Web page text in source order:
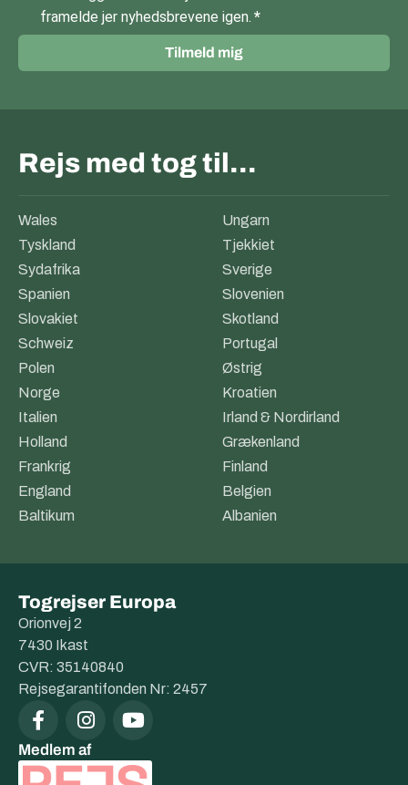
framelde jer nyhedsbrevene igen.
Tilmeld mig
Rejs med tog til…
Wales
Ungarn
Tyskland
Tjekkiet
Sydafrika
Sverige
Spanien
Slovenien
Slovakiet
Skotland
Schweiz
Portugal
Polen
Østrig
Norge
Kroatien
Italien
Irland & Nordirland
Holland
Grækenland
Frankrig
Finland
England
Belgien
Baltikum
Albanien
Togrejser Europa
Orionvej 2
7430 Ikast
CVR: 35140840
Rejsegarantifonden Nr: 2457
Medlem af